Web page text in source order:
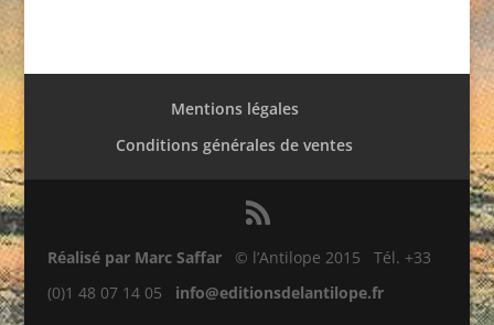
Mentions légales
Conditions générales de ventes
Réalisé par Marc Saffar© l’Antilope 2015 Tél. +33
(0)1 48 07 14 05 info@editionsdelantilope.fr